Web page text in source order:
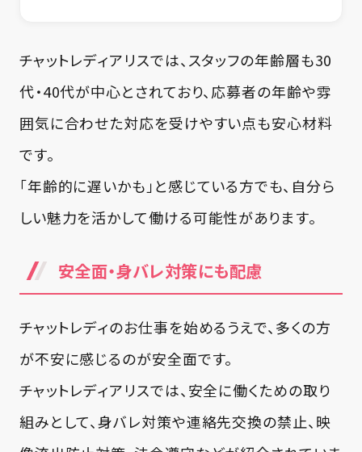
チャットレディアリスでは、スタッフの年齢層も30
代・40代が中心とされており、応募者の年齢や雰
囲気に合わせた対応を受けやすい点も安心材料
です。
「年齢的に遅いかも」と感じている方でも、自分ら
しい魅力を活かして働ける可能性があります。
安全面・身バレ対策にも配慮
チャットレディのお仕事を始めるうえで、多くの方
が不安に感じるのが安全面です。
チャットレディアリスでは、安全に働くための取り
組みとして、身バレ対策や連絡先交換の禁止、映